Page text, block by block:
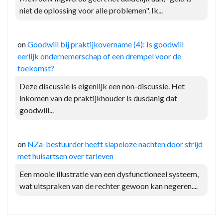
niet de oplossing voor alle problemen". Ik...
onGoodwill bij praktijkovername (4): Is goodwill
eerlijk ondernemerschap of een drempel voor de
toekomst?
Deze discussie is eigenlijk een non-discussie. Het
inkomen van de praktijkhouder is dusdanig dat
goodwill...
on NZa-bestuurder heeft slapeloze nachten door strijd
met huisartsen over tarieven
Een mooie illustratie van een dysfunctioneel systeem,
wat uitspraken van de rechter gewoon kan negeren....